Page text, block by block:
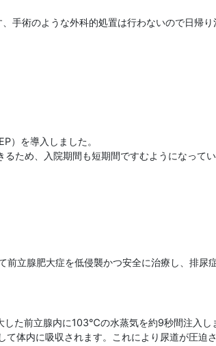
手術のような外科的処置は行わないので日帰り
）を導入しました。
ため、入院期間も短期間ですむようになってい
立腺肥大症を低侵襲かつ安全に治療し、排尿
た前立腺内に103℃の水蒸気を約9秒間注入し
体内に吸収されます。これにより尿道が圧迫